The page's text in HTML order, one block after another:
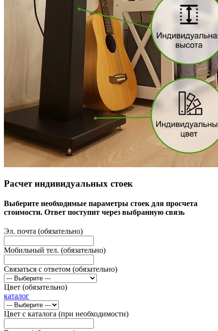
Расчет индивидуальных стоек
Выберите необходимые параметры стоек для просчета
стоимости. Ответ поступит через выбранную связь
Эл. почта (обязательно)
Мобильный тел. (обязательно)
Связаться с ответом (обязательно)
Цвет (обязательно)
каталог
Цвет с каталога (при необходимости)